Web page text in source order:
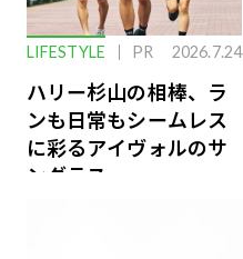
LIFESTYLE PR 2026.7.24
ハリー杉山の相棒、ラ
ンも日常もシームレス
に彩るアイヴォルのサ
ングラス